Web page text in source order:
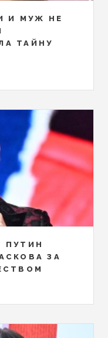
И МУЖ НЕ
ТАЙНУ
ПУТИН
ЗА